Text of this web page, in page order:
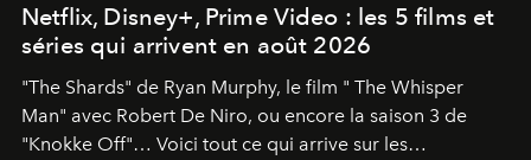
Netflix, Disney+, Prime Video : les 5 films et
séries qui arrivent en août 2026
"The Shards" de Ryan Murphy, le film " The Whisper
Man" avec Robert De Niro, ou encore la saison 3 de
"Knokke Off"… Voici tout ce qui arrive sur les